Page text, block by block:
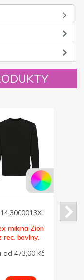
14.3000013XL
mikina Zion
rec. bavlny,
od 473,00 Kč
Kód: